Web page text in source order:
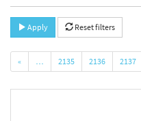
Apply Reset filters
« … 2135 2136 2137